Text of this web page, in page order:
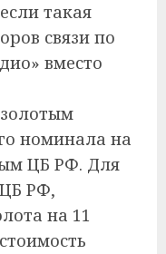
такая
связи по
вместо
номинала на
ЦБ РФ. Для
РФ,
на 11